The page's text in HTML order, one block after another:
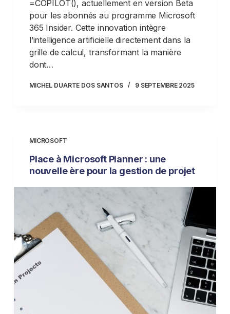
=COPILOT(), actuellement en version Beta
pour les abonnés au programme Microsoft
365 Insider. Cette innovation intègre
l’intelligence artificielle directement dans la
grille de calcul, transformant la manière
dont…
MICHEL DUARTE DOS SANTOS 9 SEPTEMBRE 2025
MICROSOFT
Place à Microsoft Planner : une
nouvelle ère pour la gestion de projet